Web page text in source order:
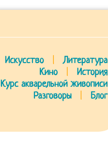
Искусство
Литература
Кино
История
Курс акварельной живописи
Разговоры
Блог